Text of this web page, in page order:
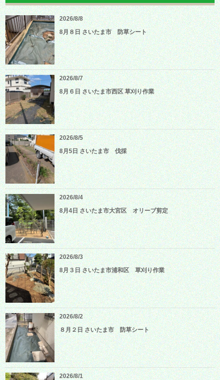
2026/8/8
8月８日 さいたま市 防草シート
2026/8/7
8月６日 さいたま市西区 草刈り作業
2026/8/5
8月5日 さいたま市 伐採
2026/8/4
8月4日 さいたま市大宮区 オリーブ剪定
2026/8/3
8月３日 さいたま市浦和区 草刈り作業
2026/8/2
８月２日 さいたま市 防草シート
2026/8/1